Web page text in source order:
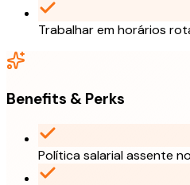
Trabalhar em horários
Benefits & Perks
Política salarial assente